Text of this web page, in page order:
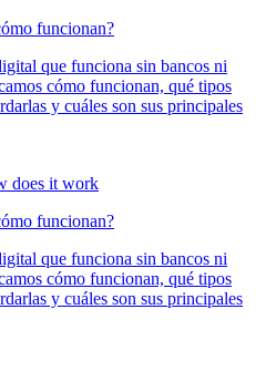
funcionan?
que funciona sin bancos ni
cómo funcionan, qué tipos
y cuáles son sus principales
funcionan?
que funciona sin bancos ni
cómo funcionan, qué tipos
y cuáles son sus principales